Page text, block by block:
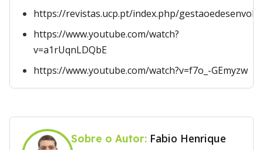
https://revistas.ucp.pt/index.php/
https://www.youtube.com/watch?
v=a1rUqnLDQbE
https://www.youtube.com/watch?v=f7o_-GEmyzw
Sobre o Autor: Fabio Henrique